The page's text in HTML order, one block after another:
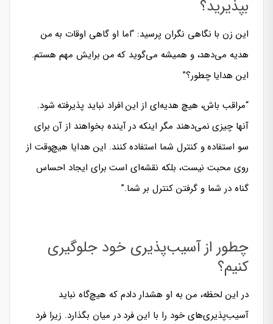
بپذیرید؟
این زن با نگاهی نگران پرسید: “اما او گاهی اوقات به من
هدیه می‌دهد، و همیشه می‌گوید که من برایش مهم هستم.
این هدایا چطور؟”
“مراقب باش، هیچ هدیه‌ای از این افراد نباید پذیرفته شود.
آنها چیزی نمی‌دهند مگر اینکه در آینده بخواهند از آن برای
سو استفاده و کنترل شما استفاده کنند. این هدایا هیچ‌وقت از
روی محبت نیست، بلکه نقشه‌ای است برای ایجاد احساس
گناه در شما و گرفتن کنترل بر شما.”
چطور از آسیب‌پذیری خود جلوگیری
کنیم؟
در این لحظه، من به او هشدار دادم که هیچ‌گاه نباید
آسیب‌پذیری‌های خود را با این فرد در میان بگذارد. زیرا فرد